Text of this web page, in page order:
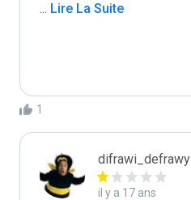
... Lire La Suite
1
difrawi_defrawy
il y a 17 ans